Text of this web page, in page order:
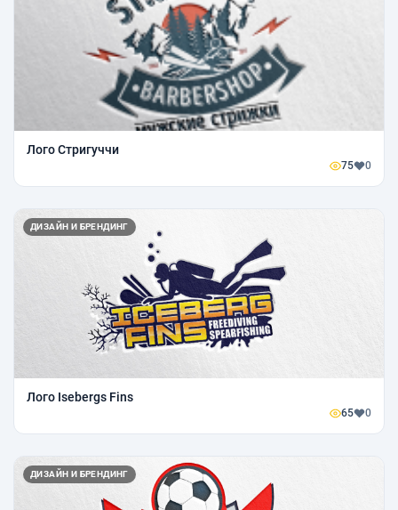
Лого Стригуччи
75 0
ДИЗАЙН И БРЕНДИНГ
Лого Isebergs Fins
65 0
ДИЗАЙН И БРЕНДИНГ